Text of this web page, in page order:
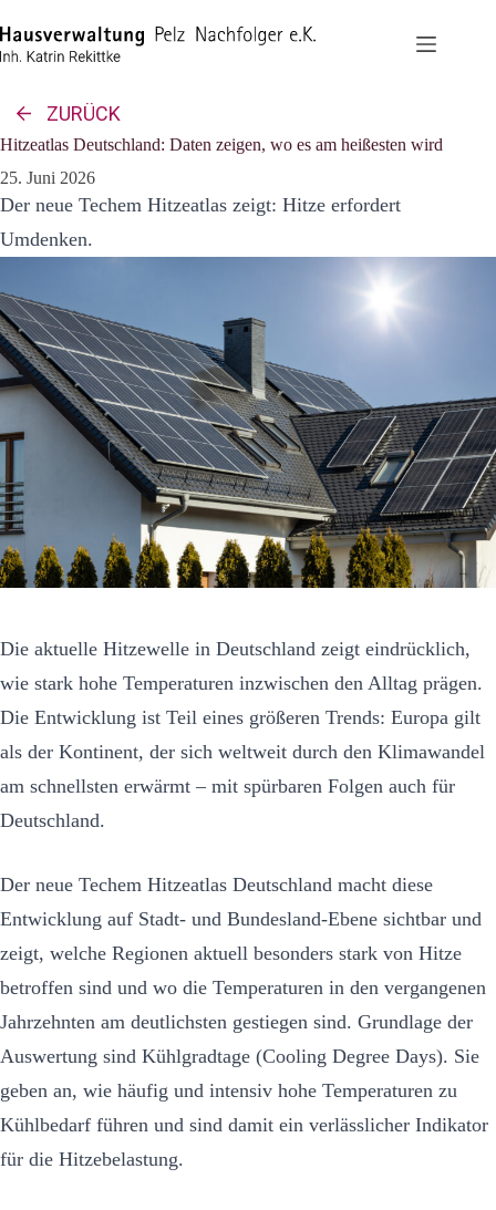
Inhalt
springen
ZURÜCK
Hitzeatlas Deutschland: Daten zeigen, wo es am heißesten wird
25. Juni 2026
Der neue Techem Hitzeatlas zeigt: Hitze erfordert
Umdenken.
Die aktuelle Hitzewelle in Deutschland zeigt eindrücklich,
wie stark hohe Temperaturen inzwischen den Alltag prägen.
Die Entwicklung ist Teil eines größeren Trends: Europa gilt
als der Kontinent, der sich weltweit durch den Klimawandel
am schnellsten erwärmt – mit spürbaren Folgen auch für
Deutschland.
Der neue Techem Hitzeatlas Deutschland macht diese
Entwicklung auf Stadt- und Bundesland-Ebene sichtbar und
zeigt, welche Regionen aktuell besonders stark von Hitze
betroffen sind und wo die Temperaturen in den vergangenen
Jahrzehnten am deutlichsten gestiegen sind. Grundlage der
Auswertung sind Kühlgradtage (Cooling Degree Days). Sie
geben an, wie häufig und intensiv hohe Temperaturen zu
Kühlbedarf führen und sind damit ein verlässlicher Indikator
für die Hitzebelastung.